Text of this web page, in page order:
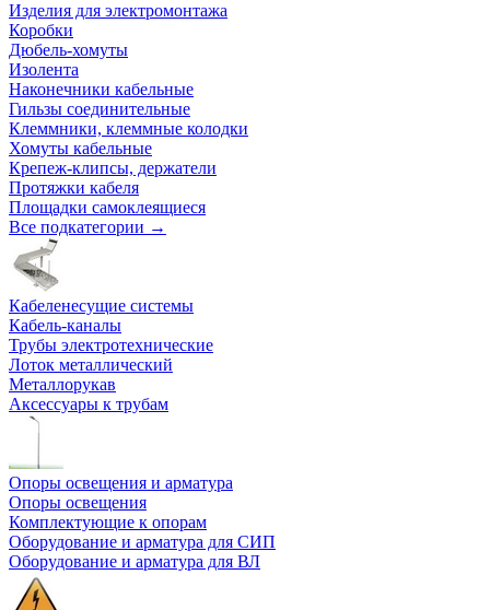
Изделия для электромонтажа
Коробки
Дюбель-хомуты
Изолента
Наконечники кабельные
Гильзы соединительные
Клеммники, клеммные колодки
Хомуты кабельные
Крепеж-клипсы, держатели
Протяжки кабеля
Площадки самоклеящиеся
Все подкатегории →
Кабеленесущие системы
Кабель-каналы
Трубы электротехнические
Лоток металлический
Металлорукав
Аксессуары к трубам
Опоры освещения и арматура
Опоры освещения
Комплектующие к опорам
Оборудование и арматура для СИП
Оборудование и арматура для ВЛ